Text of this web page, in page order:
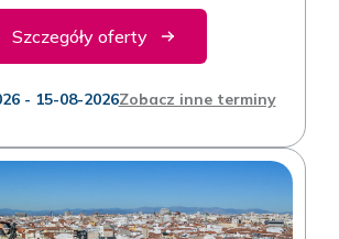
Szczegóły oferty
- 15-08-2026Zobacz inne terminy